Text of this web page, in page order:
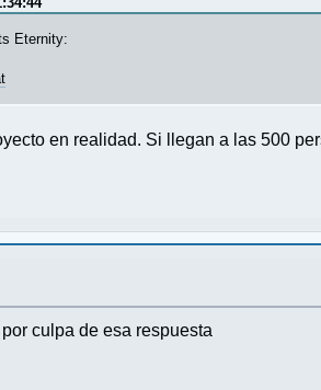
Eternity:
en realidad. Si llegan a las 500
culpa de esa respuesta